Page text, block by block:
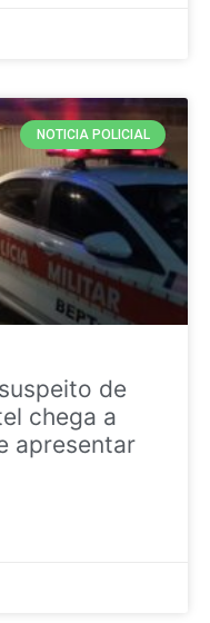
NOTICIA POLICIAL
de
chega a
apresentar